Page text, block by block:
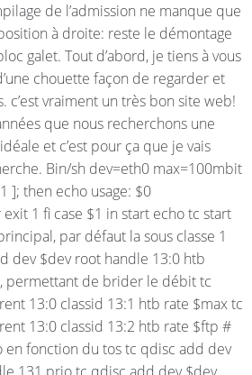
de l’admission ne manque que
à droite: reste le démontage
galet. Tout d’abord, je tiens à vous
chouette façon de regarder et
c’est vraiment un très bon site web!
que nous recherchons une
et c’est pour ça que je vais
Bin/sh dev=eth0 max=100mbit
]; then echo usage: $0
1 fi case $1 in start echo tc start
par défaut la sous classe 1
dev $dev root handle 13:0 htb
permettant de brider le débit tc
13:0 classid 13:1 htb rate $max tc
13:0 classid 13:2 htb rate $ftp #
en fonction du tos tc qdisc add dev